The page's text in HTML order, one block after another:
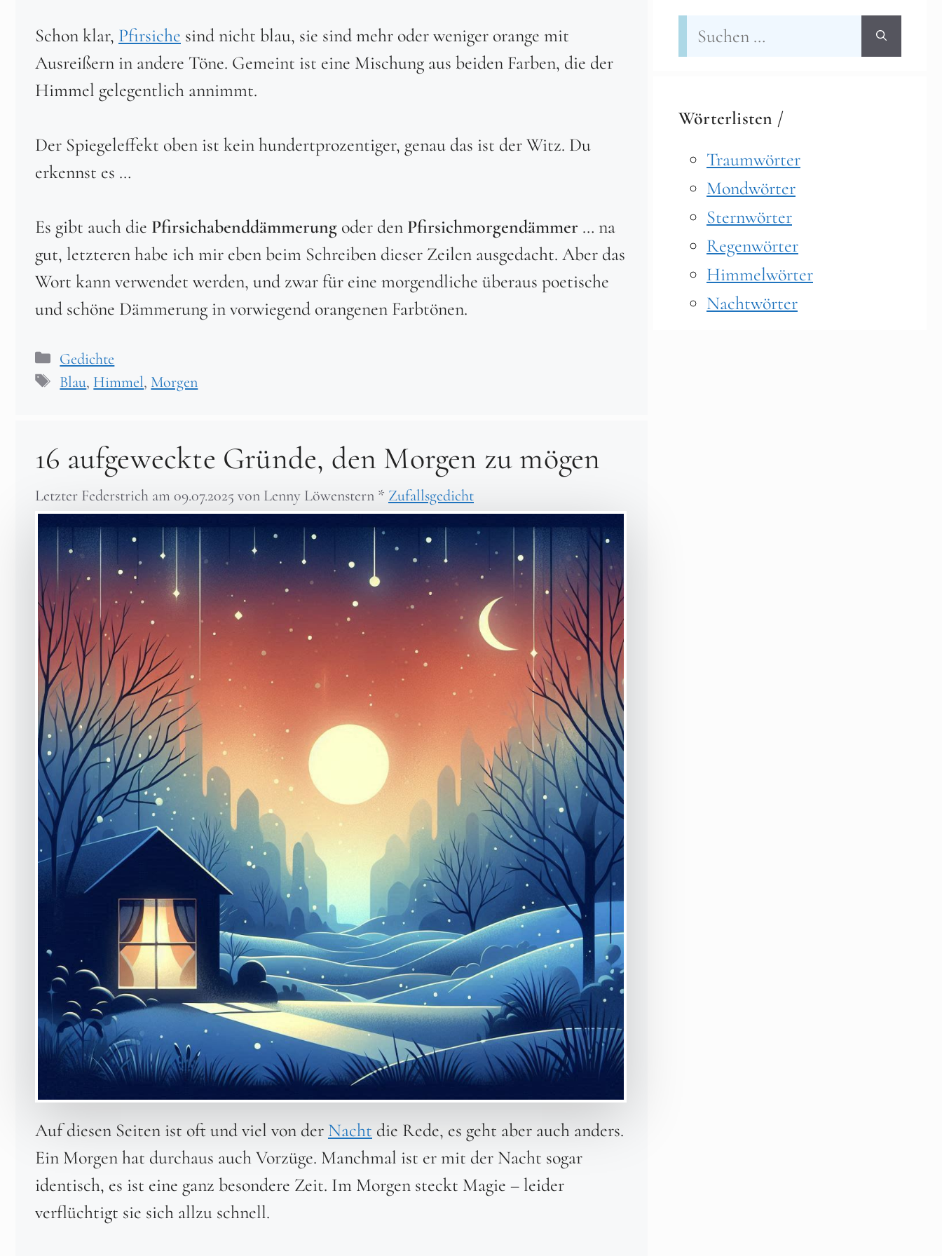
Schon klar, Pfirsiche sind nicht blau, sie sind mehr oder weniger orange mit
Ausreißern in andere Töne. Gemeint ist eine Mischung aus beiden Farben, die der
Himmel gelegentlich annimmt.
Der Spiegeleffekt oben ist kein hundertprozentiger, genau das ist der Witz. Du
erkennst es …
Es gibt auch die Pfirsichabenddämmerung oder den Pfirsichmorgendämmer … na
gut, letzteren habe ich mir eben beim Schreiben dieser Zeilen ausgedacht. Aber das
Wort kann verwendet werden, und zwar für eine morgendliche überaus poetische
und schöne Dämmerung in vorwiegend orangenen Farbtönen.
Kategorien
Gedichte
Schlagwörter
Blau, Himmel, Morgen
16 aufgeweckte Gründe, den Morgen zu mögen
Letzter Federstrich am 09.07.2025 von Lenny Löwenstern * Zufallsgedicht
Auf diesen Seiten ist oft und viel von der Nacht die Rede, es geht aber auch anders.
Ein Morgen hat durchaus auch Vorzüge. Manchmal ist er mit der Nacht sogar
identisch, es ist eine ganz besondere Zeit. Im Morgen steckt Magie – leider
verflüchtigt sie sich allzu schnell.
Suchen
nach:
Wörterlisten /
Traumwörter
Mondwörter
Sternwörter
Regenwörter
Himmelwörter
Nachtwörter